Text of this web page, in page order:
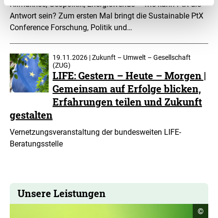
Klimakrise, Geopolitik, Energiewende – wie kann PtX die
Antwort sein? Zum ersten Mal bringt die Sustainable PtX
Conference Forschung, Politik und…
19.11.2026 | Zukunft – Umwelt – Gesellschaft
(ZUG)
LIFE: Gestern – Heute – Morgen |
Gemeinsam auf Erfolge blicken,
Erfahrungen teilen und Zukunft
gestalten
Vernetzungsveranstaltung der bundesweiten LIFE-
Beratungsstelle
Unsere Leistungen
©